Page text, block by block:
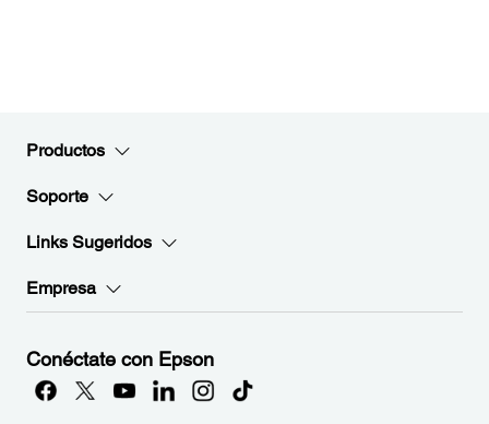
Productos
Soporte
Links Sugeridos
Empresa
Conéctate con Epson